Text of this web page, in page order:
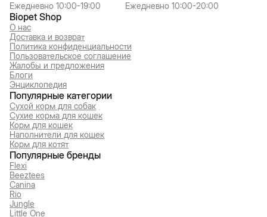
Biopet Shop
О нас
Доставка и возврат
Политика конфиденциальности
Пользовательское соглашение
Жалобы и предложения
Блоги
Энциклопедия
Ежедневно 10:00-19:00
Ежедневно 10:00-20:00
Популярные категории
Сухой корм для собак
Сухие корма для кошек
Корм для кошек
Наполнители для кошек
Корм для котят
Популярные бренды
Flexi
Beeztees
Canina
Rio
Jungle
Little One